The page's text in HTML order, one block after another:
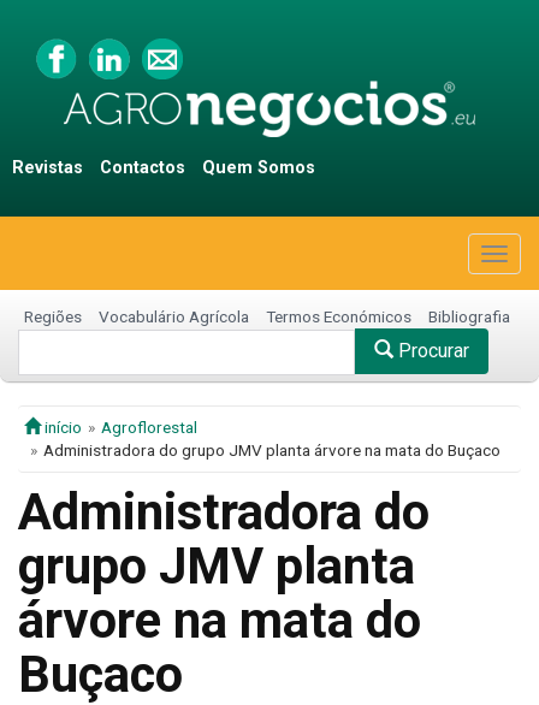
Revistas Contactos Quem Somos
Regiões Vocabulário Agrícola Termos Económicos Bibliografia
Procurar
início
Agroflorestal
Administradora do grupo JMV planta árvore na mata do Buçaco
Administradora do
grupo JMV planta
árvore na mata do
Buçaco